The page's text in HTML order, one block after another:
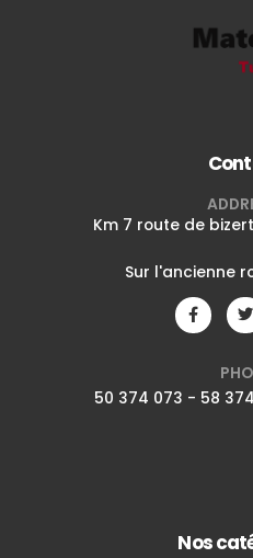
Km 7 route de
Sur l'ancienne
50 374 073 - 58
Nos